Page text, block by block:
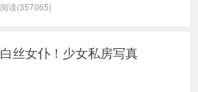
阅读(357065)
白丝女仆！少女私房写真